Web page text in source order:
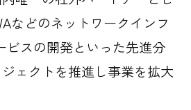
などのネットワークインフ
ビスの開発といった先進分
ェクトを推進し事業を拡大